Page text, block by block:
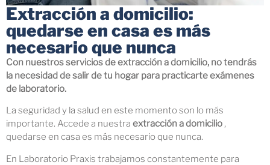
Extracción a domicilio:
quedarse en casa es más
necesario que nunca
Con nuestros servicios de extracción a domicilio, no tendrás
la necesidad de salir de tu hogar para practicarte exámenes
de laboratorio.
La seguridad y la salud en este momento son lo más
importante. Accede a nuestra extracción a domicilio ,
quedarse en casa es más necesario que nunca.
En Laboratorio Praxis trabajamos constantemente para